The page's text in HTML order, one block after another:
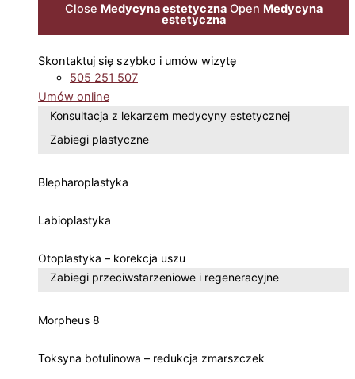
Close Medycyna estetyczna Open Medycyna
estetyczna
Skontaktuj się szybko i umów wizytę
505 251 507
Umów online
Konsultacja z lekarzem medycyny estetycznej
Zabiegi plastyczne
Blepharoplastyka
Labioplastyka
Otoplastyka – korekcja uszu
Zabiegi przeciwstarzeniowe i regeneracyjne
Morpheus 8
Toksyna botulinowa – redukcja zmarszczek